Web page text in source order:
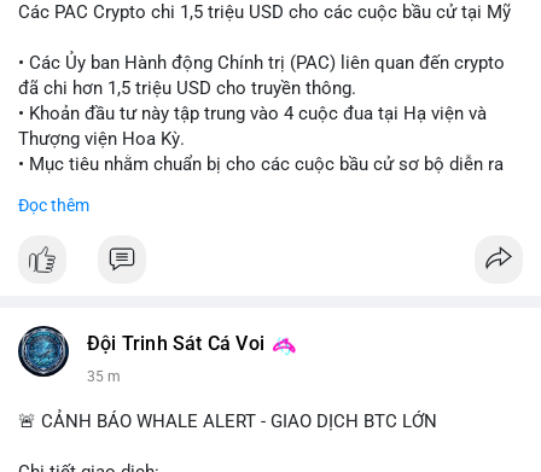
Các PAC Crypto chi 1,5 triệu USD cho các cuộc bầu cử tại Mỹ
• Các Ủy ban Hành động Chính trị (PAC) liên quan đến crypto
đã chi hơn 1,5 triệu USD cho truyền thông.
• Khoản đầu tư này tập trung vào 4 cuộc đua tại Hạ viện và
Thượng viện Hoa Kỳ.
• Mục tiêu nhằm chuẩn bị cho các cuộc bầu cử sơ bộ diễn ra
#vlikevn #titanbot
Đọc thêm
Đội Trinh Sát Cá Voi
35 m
🚨 CẢNH BÁO WHALE ALERT - GIAO DỊCH BTC LỚN